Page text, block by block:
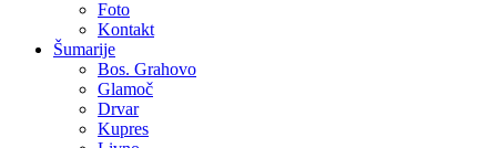
Foto
Kontakt
Šumarije
Bos. Grahovo
Glamoč
Drvar
Kupres